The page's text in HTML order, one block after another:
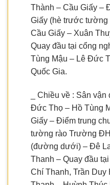
Thành – Cầu Giấy –
Giấy (hè trước
Cầu Giấy – Xuân
Quay đầu tại cổng
Tùng Mậu – Lê Đức
Quốc Gia.
_ Chiều về : Sân
Đức Thọ – Hồ Tùng
Giấy – Điểm trung
tường rào Trường
(đường dưới) – Đê
Thanh – Quay đầu
Chí Thanh, Trần